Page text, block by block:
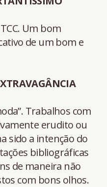
Um bom
de um bom e
Trabalhos com
erudito ou
sido a intenção do
bibliográficas
de maneira não
com bons olhos.